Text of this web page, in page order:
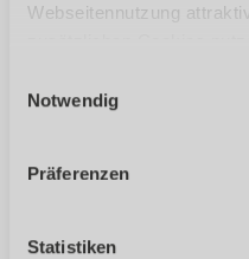
Webseitennutzung
1 TDDDG erforderlich.
Sie jederzeit durch
Wirkung für die Zukunft
zu den einzelnen Cookies
Datenschutzerklärung
Notwendig
Präferenzen
Statistiken